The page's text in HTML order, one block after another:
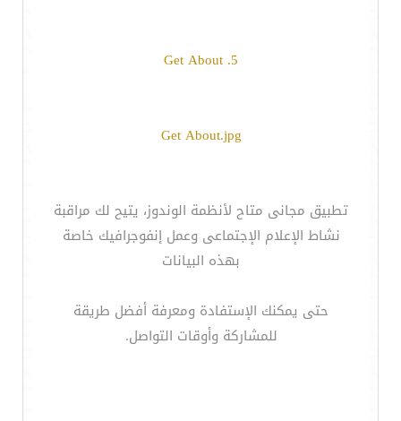
5. Get About
Get About.jpg
تطبيق مجانى متاح لأنظمة الوندوز، يتيح لك مراقبة
نشاط الإعلام الإجتماعى وعمل إنفوجرافيك خاصة
بهذه البيانات
حتى يمكنك الإستفادة ومعرفة أفضل طريقة
للمشاركة وأوقات التواصل.